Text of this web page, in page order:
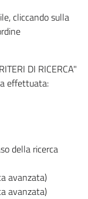
cliccando sulla
DI RICERCA"
effettuata:
della ricerca
avanzata)
avanzata)